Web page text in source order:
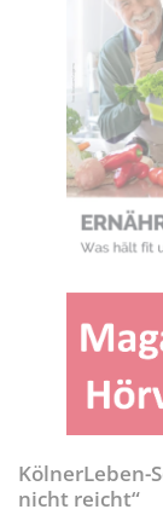
KölnerLeben-
nicht reicht“